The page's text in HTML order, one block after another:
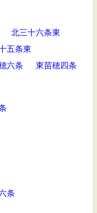
北三十六条東
五条東
六条 東苗穂四条
条